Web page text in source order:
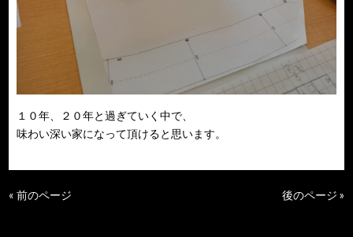
１０年、２０年と過ぎていく中で、
味わい深い家になって頂けると思います。
« 前のページ 後のページ »